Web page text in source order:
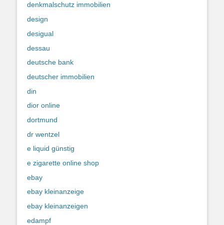
denkmalschutz immobilien
design
desigual
dessau
deutsche bank
deutscher immobilien
din
dior online
dortmund
dr wentzel
e liquid günstig
e zigarette online shop
ebay
ebay kleinanzeige
ebay kleinanzeigen
edampf